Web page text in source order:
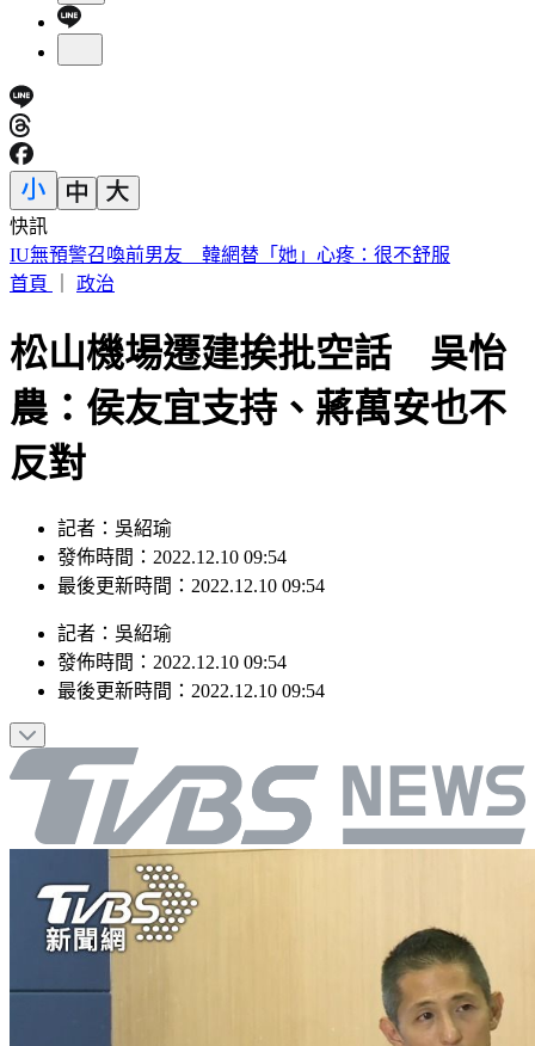
快訊
快訊／財神爺不在家 威力彩頭獎、二獎雙槓龜
首頁
政治
松山機場遷建挨批空話 吳怡
農：侯友宜支持、蔣萬安也不
反對
記者：吳紹瑜
發佈時間：2022.12.10 09:54
最後更新時間：2022.12.10 09:54
記者 ： 吳紹瑜
發佈時間： 2022.12.10 09:54
最後更新時間： 2022.12.10 09:54